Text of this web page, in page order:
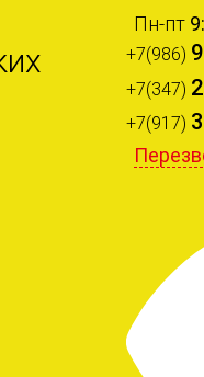
Пн-пт
+7(986)
+7(347)
+7(917)